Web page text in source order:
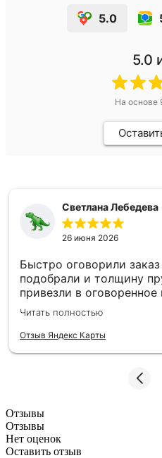
5.0
5.0
На основе
Светлана Лебедева
26 июня 2026
Быстро оговорили
подобрали и толщину
привезли в
заборные пролеты
монтажа. Единственное
було терминала,
Читать полностью
Отзыв Яндекс Карты
Отзывы
Отзывы
Нет оценок
Оставить отзыв